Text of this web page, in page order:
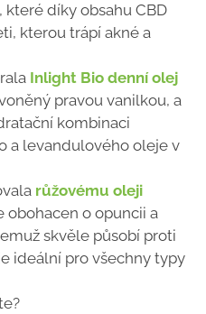
díky obsahu CBD
kterou trápí akné a
Inlight Bio denní olej
pravou vanilkou, a
kombinaci
a levandulového oleje v
růžovému oleji
obohacen o opuncii a
skvěle působí proti
ideální pro všechny typy